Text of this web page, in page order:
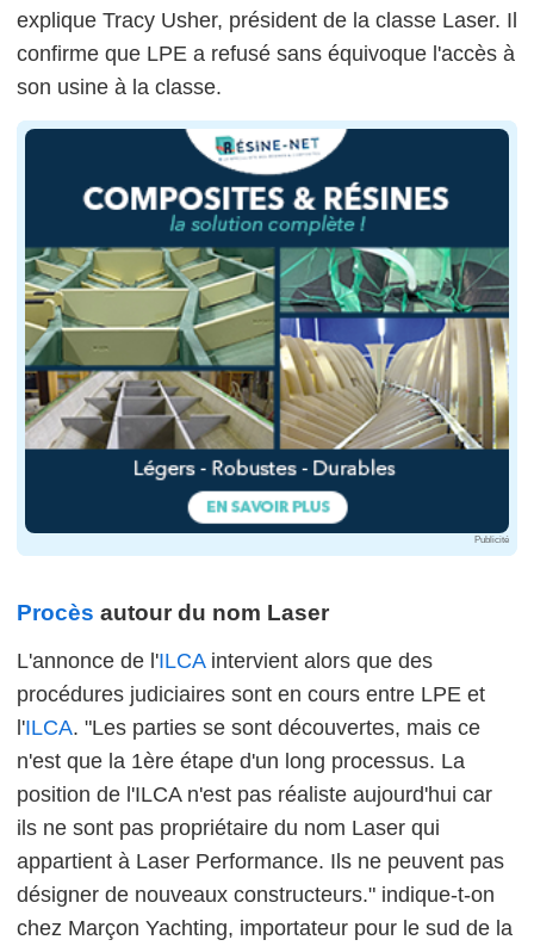
explique Tracy Usher, président de la classe Laser. Il
confirme que LPE a refusé sans équivoque l'accès à
son usine à la classe.
Publicité
Procès autour du nom Laser
L'annonce de l'ILCAintervient alors que des
procédures judiciaires sont en cours entre LPE et
l'ILCA. "Les parties se sont découvertes, mais ce
n'est que la 1ère étape d'un long processus. La
position de l'ILCA n'est pas réaliste aujourd'hui car
ils ne sont pas propriétaire du nom Laser qui
appartient à Laser Performance. Ils ne peuvent pas
désigner de nouveaux constructeurs." indique-t-on
chez Marçon Yachting, importateur pour le sud de la